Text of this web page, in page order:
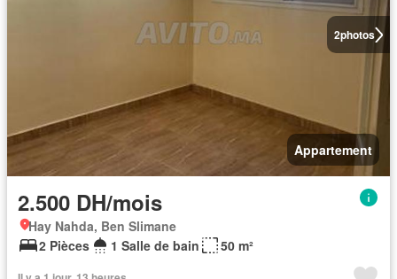
2photos
Appartement
2.500 DH/mois
Hay Nahda, Ben Slimane
2 Pièces
1 Salle de bain 50 m²